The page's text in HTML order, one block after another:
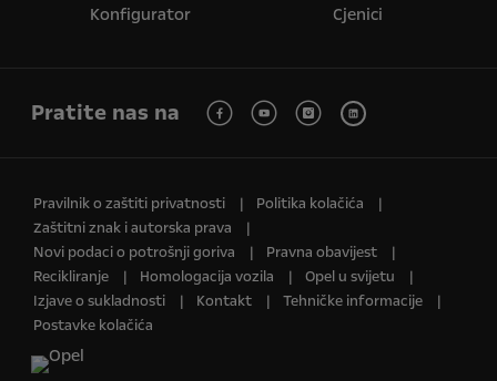
Konfigurator Cjenici
Pratite nas na
Pravilnik o zaštiti privatnosti
Politika kolačića
Zaštitni znak i autorska prava
Novi podaci o potrošnji goriva
Pravna obavijest
Recikliranje
Homologacija vozila
Opel u svijetu
Izjave o sukladnosti
Kontakt
Tehničke informacije
Postavke kolačića